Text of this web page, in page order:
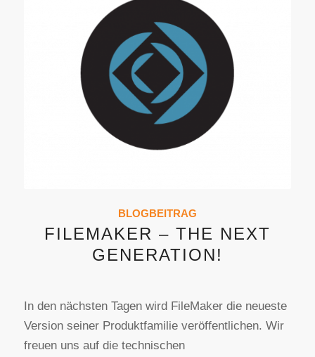
BLOGBEITRAG
FILEMAKER – THE NEXT
GENERATION!
In den nächsten Tagen wird FileMaker die neueste
Version seiner Produktfamilie veröffentlichen. Wir
freuen uns auf die technischen